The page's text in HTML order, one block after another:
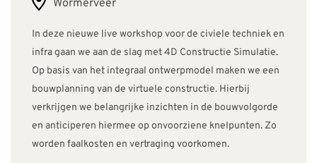
Wormerveer
In deze nieuwe live workshop voor de civiele techniek en
infra gaan we aan de slag met 4D Constructie Simulatie.
Op basis van het integraal ontwerpmodel maken we een
bouwplanning van de virtuele constructie. Hierbij
verkrijgen we belangrijke inzichten in de bouwvolgorde
en anticiperen hiermee op onvoorziene knelpunten. Zo
worden faalkosten en vertraging voorkomen.